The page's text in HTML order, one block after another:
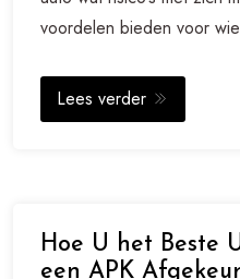
voordelen bieden voor
Lees verder
Hoe U het Beste
een APK